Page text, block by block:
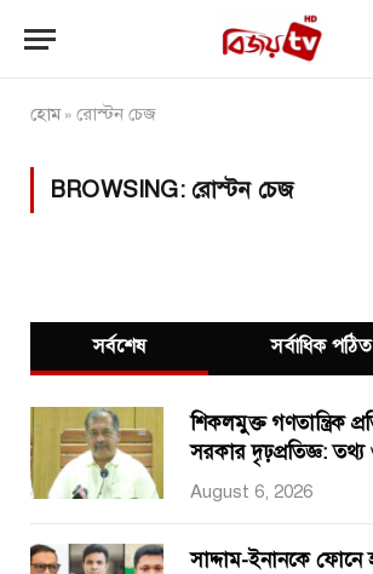
হোম» রোস্টন চেজ
BROWSING: রোস্টন চেজ
সর্বশেষ সর্বাধিক পঠিত
শিকলমুক্ত গণতান্ত্রিক
সরকার দৃঢ়প্রতিজ্ঞ: তথ্য ও
August 6, 2026
সাদ্দাম-ইনানকে ফোনে